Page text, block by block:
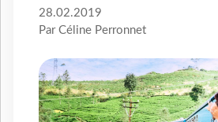
28.02.2019
Par Céline Perronnet